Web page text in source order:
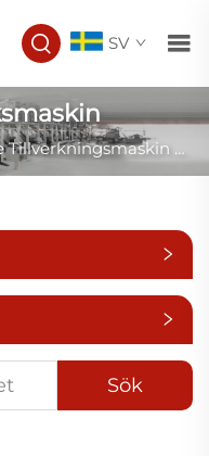
SV
Tillverkningsmaskin
Sök